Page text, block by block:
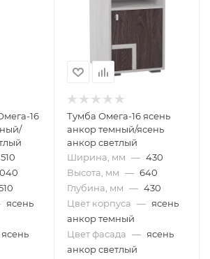
16
510
ясень
ясень
Тумба Омега-16 ясень
анкор темный/ясень
анкор светлый
Ширина, мм — 430
Высота, мм — 640
Глубина, мм — 430
Цвет корпуса — ясень
анкор темный
Цвет фасада — ясень
анкор светлый